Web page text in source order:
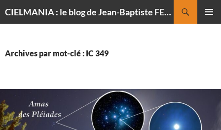
CIELMANIA : le blog de Jean-Baptiste FELDMANN, photographe du ciel
Archives par mot-clé : IC 349